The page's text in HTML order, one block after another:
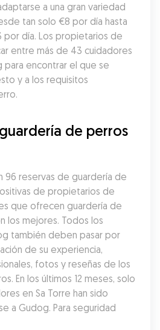
a una gran variedad
tan solo €8 por día hasta
día. Los propietarios de
entre más de 43 cuidadores
encontrar el que se
y a los requisitos
de perros
96 reservas de guardería de
de propietarios de
que ofrecen guardería de
los mejores. Todos los
también deben pasar por
de su experiencia,
fotos y reseñas de los
En los últimos 12 meses, solo
en Sa Torre han sido
a Gudog. Para seguridad